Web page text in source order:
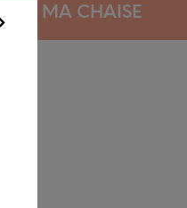
MA CHAISE